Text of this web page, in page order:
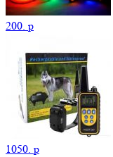
200. p
1050. p